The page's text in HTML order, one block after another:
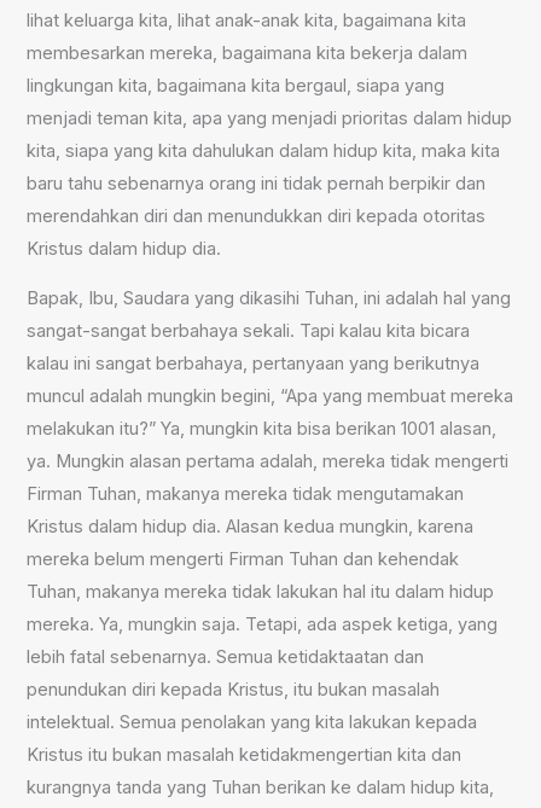
lihat keluarga kita, lihat anak-anak kita, bagaimana kita
membesarkan mereka, bagaimana kita bekerja dalam
lingkungan kita, bagaimana kita bergaul, siapa yang
menjadi teman kita, apa yang menjadi prioritas dalam hidup
kita, siapa yang kita dahulukan dalam hidup kita, maka kita
baru tahu sebenarnya orang ini tidak pernah berpikir dan
merendahkan diri dan menundukkan diri kepada otoritas
Kristus dalam hidup dia.
Bapak, Ibu, Saudara yang dikasihi Tuhan, ini adalah hal yang
sangat-sangat berbahaya sekali. Tapi kalau kita bicara
kalau ini sangat berbahaya, pertanyaan yang berikutnya
muncul adalah mungkin begini, “Apa yang membuat mereka
melakukan itu?” Ya, mungkin kita bisa berikan 1001 alasan,
ya. Mungkin alasan pertama adalah, mereka tidak mengerti
Firman Tuhan, makanya mereka tidak mengutamakan
Kristus dalam hidup dia. Alasan kedua mungkin, karena
mereka belum mengerti Firman Tuhan dan kehendak
Tuhan, makanya mereka tidak lakukan hal itu dalam hidup
mereka. Ya, mungkin saja. Tetapi, ada aspek ketiga, yang
lebih fatal sebenarnya. Semua ketidaktaatan dan
penundukan diri kepada Kristus, itu bukan masalah
intelektual. Semua penolakan yang kita lakukan kepada
Kristus itu bukan masalah ketidakmengertian kita dan
kurangnya tanda yang Tuhan berikan ke dalam hidup kita,